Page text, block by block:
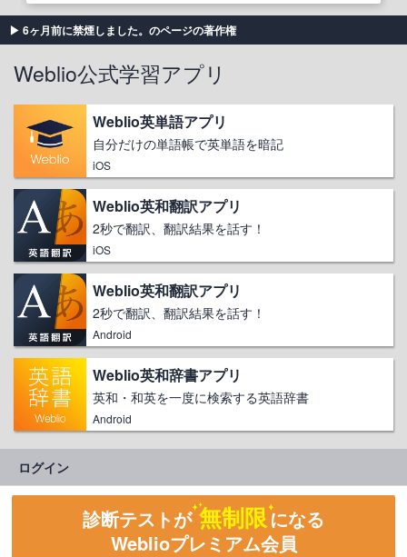
6ヶ月前に禁煙しました。のページの著作権
Weblio公式学習アプリ
Weblio英単語アプリ
自分だけの単語帳で英単語を暗記
iOS
Weblio英和翻訳アプリ
2秒で翻訳、翻訳結果を話す！
iOS
Weblio英和翻訳アプリ
2秒で翻訳、翻訳結果を話す！
Android
Weblio英和辞書アプリ
英和・和英を一度に検索する英語辞書
Android
ログイン
診断テストが 無制限になる
Weblioプレミアム会員